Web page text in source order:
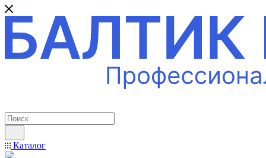
Каталог